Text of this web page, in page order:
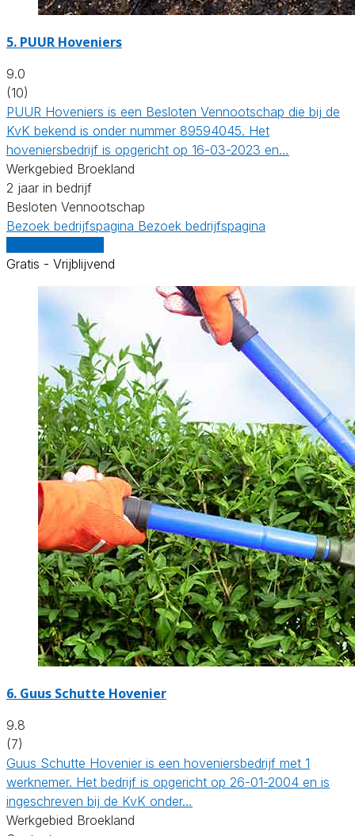
5. PUUR Hoveniers
9.0
(10)
PUUR Hoveniers is een Besloten Vennootschap die bij de
KvK bekend is onder nummer 89594045. Het
hoveniersbedrijf is opgericht op 16-03-2023 en…
Werkgebied Broekland
2 jaar in bedrijf
Besloten Vennootschap
Bezoek bedrijfspagina Bezoek bedrijfspagina
Gratis - Vrijblijvend
6. Guus Schutte Hovenier
9.8
(7)
Guus Schutte Hovenier is een hoveniersbedrijf met 1
werknemer. Het bedrijf is opgericht op 26-01-2004 en is
ingeschreven bij de KvK onder…
Werkgebied Broekland